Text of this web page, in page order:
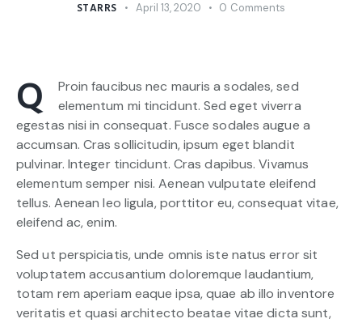
STARRS April 13, 2020 0 Comments
Q
Proin faucibus nec mauris a sodales, sed
elementum mi tincidunt. Sed eget viverra
egestas nisi in consequat. Fusce sodales augue a
accumsan. Cras sollicitudin, ipsum eget blandit
pulvinar. Integer tincidunt. Cras dapibus. Vivamus
elementum semper nisi. Aenean vulputate eleifend
tellus. Aenean leo ligula, porttitor eu, consequat vitae,
eleifend ac, enim.
Sed ut perspiciatis, unde omnis iste natus error sit
voluptatem accusantium doloremque laudantium,
totam rem aperiam eaque ipsa, quae ab illo inventore
veritatis et quasi architecto beatae vitae dicta sunt,